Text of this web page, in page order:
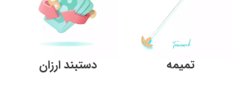
تمیمه دستبند ارزان